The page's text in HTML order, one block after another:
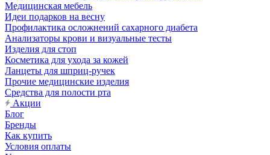
Медицинская мебель
Идеи подарков на весну
Профилактика осложнений сахарного диабета
Анализаторы крови и визуальные тесты
Изделия для стоп
Косметика для ухода за кожей
Ланцеты для шприц-ручек
Прочие медицинские изделия
Средства для полости рта
Акции
Блог
Бренды
Как купить
Условия оплаты